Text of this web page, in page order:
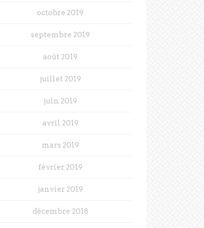
octobre 2019
septembre 2019
août 2019
juillet 2019
juin 2019
avril 2019
mars 2019
février 2019
janvier 2019
décembre 2018